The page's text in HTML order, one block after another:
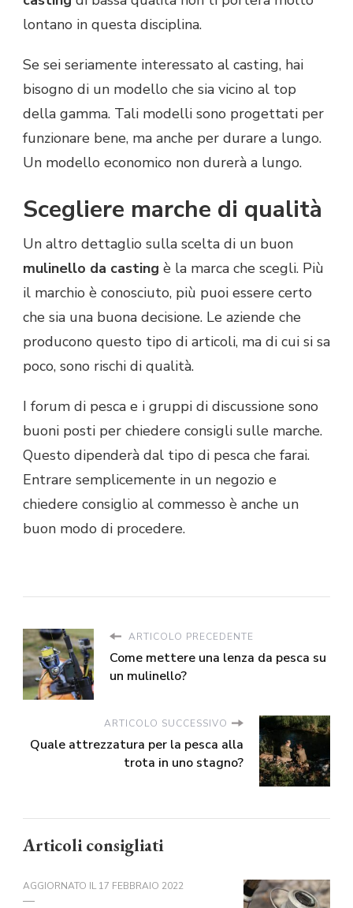
lontano in questa disciplina.
Se sei seriamente interessato al casting, hai
bisogno di un modello che sia vicino al top
della gamma. Tali modelli sono progettati per
funzionare bene, ma anche per durare a lungo.
Un modello economico non durerà a lungo.
Scegliere marche di qualità
Un altro dettaglio sulla scelta di un buon
mulinello da casting è la marca che scegli. Più
il marchio è conosciuto, più puoi essere certo
che sia una buona decisione. Le aziende che
producono questo tipo di articoli, ma di cui si sa
poco, sono rischi di qualità.
I forum di pesca e i gruppi di discussione sono
buoni posti per chiedere consigli sulle marche.
Questo dipenderà dal tipo di pesca che farai.
Entrare semplicemente in un negozio e
chiedere consiglio al commesso è anche un
buon modo di procedere.
ARTICOLO PRECEDENTE
Come mettere una lenza da pesca su
un mulinello?
ARTICOLO SUCCESSIVO
Quale attrezzatura per la pesca alla
trota in uno stagno?
Articoli consigliati
AGGIORNATO IL17 FEBBRAIO 2022